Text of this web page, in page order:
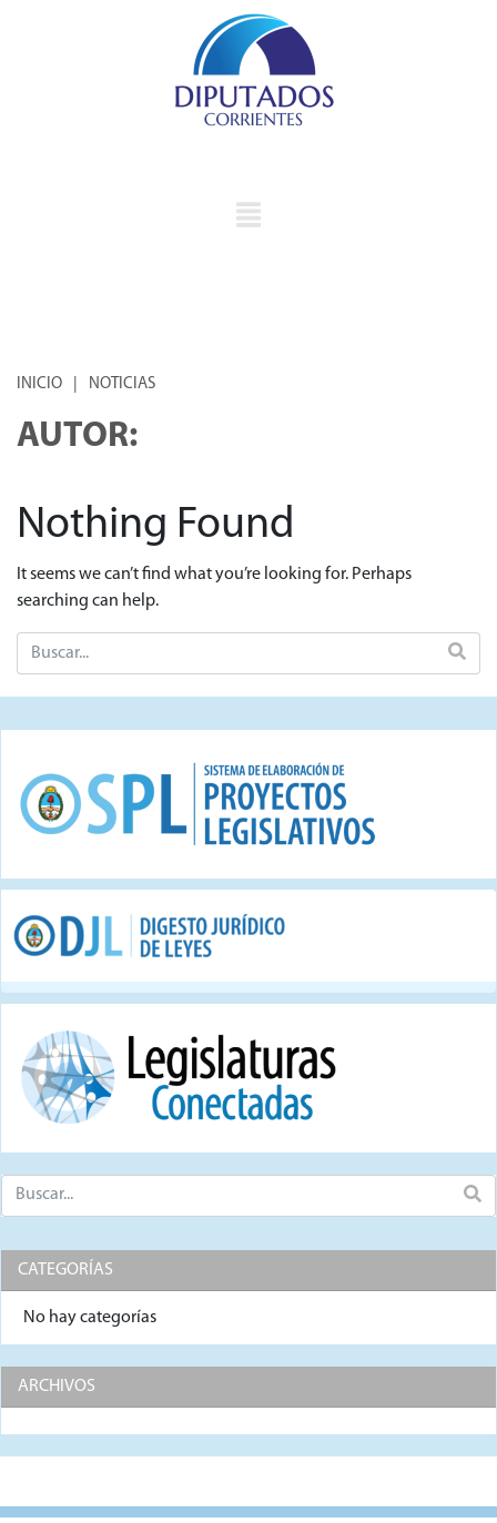
INICIO NOTICIAS
AUTOR:
Nothing Found
It seems we can’t find what you’re looking for. Perhaps
searching can help.
CATEGORÍAS
No hay categorías
ARCHIVOS